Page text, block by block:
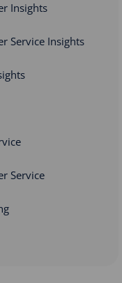
Insights
Service Insights
Service